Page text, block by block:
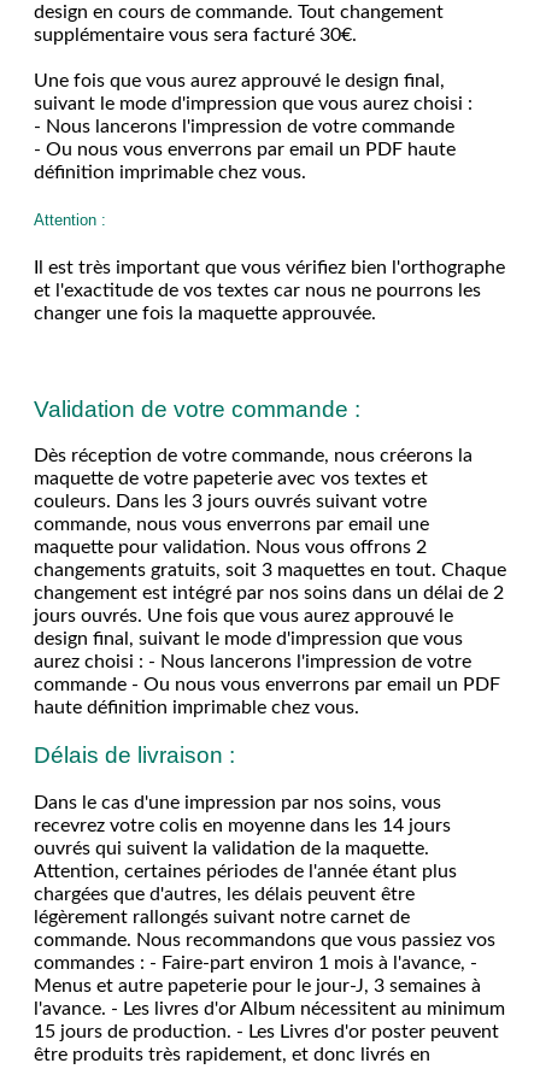
design en cours de commande. Tout changement
supplémentaire vous sera facturé 30€.
Une fois que vous aurez approuvé le design final,
suivant le mode d'impression que vous aurez choisi :
- Nous lancerons l'impression de votre commande
- Ou nous vous enverrons par email un PDF haute
définition imprimable chez vous.
Attention :
Il est très important que vous vérifiez bien l'orthographe
et l'exactitude de vos textes car nous ne pourrons les
changer une fois la maquette approuvée.
Validation de votre commande :
Dès réception de votre commande, nous créerons la
maquette de votre papeterie avec vos textes et
couleurs. Dans les 3 jours ouvrés suivant votre
commande, nous vous enverrons par email une
maquette pour validation. Nous vous offrons 2
changements gratuits, soit 3 maquettes en tout. Chaque
changement est intégré par nos soins dans un délai de 2
jours ouvrés. Une fois que vous aurez approuvé le
design final, suivant le mode d'impression que vous
aurez choisi : - Nous lancerons l'impression de votre
commande - Ou nous vous enverrons par email un PDF
haute définition imprimable chez vous.
Délais de livraison :
Dans le cas d'une impression par nos soins, vous
recevrez votre colis en moyenne dans les 14 jours
ouvrés qui suivent la validation de la maquette.
Attention, certaines périodes de l'année étant plus
chargées que d'autres, les délais peuvent être
légèrement rallongés suivant notre carnet de
commande. Nous recommandons que vous passiez vos
commandes : - Faire-part environ 1 mois à l'avance, -
Menus et autre papeterie pour le jour-J, 3 semaines à
l'avance. - Les livres d'or Album nécessitent au minimum
15 jours de production. - Les Livres d'or poster peuvent
être produits très rapidement, et donc livrés en